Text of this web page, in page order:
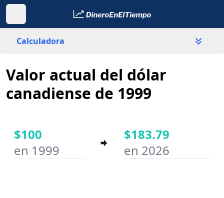
Calculadora
Canadá
País
Año inicial
Valor actual del dólar
canadiense de 1999
$100
en 1999
$183.79
en 2026